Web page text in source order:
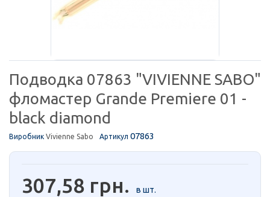
Подводка 07863 "VIVIENNE SABO"
фломастер Grande Premiere 01 -
black diamond
Виробник Vivienne Sabo Артикул 07863
307,58 грн. в шт.